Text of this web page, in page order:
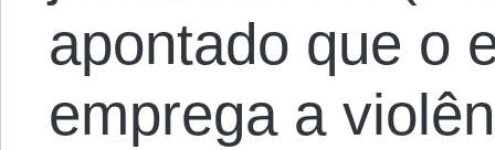
apontado que o
emprega a